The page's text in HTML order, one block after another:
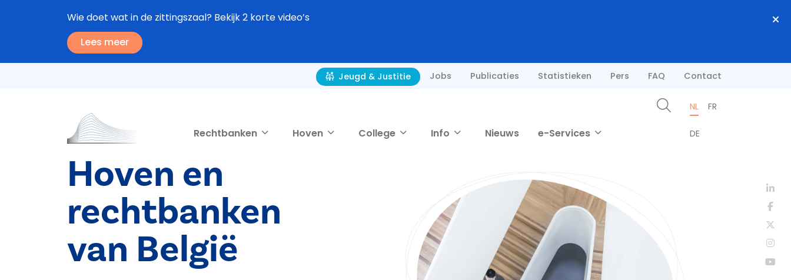
Wie doet wat in de zittingszaal? Bekijk 2 korte video’s
Lees meer
Jeugd & Justitie Jobs Publicaties Statistieken Pers FAQ Contact
Rechtbanken Hoven College Info Nieuws e-Services
NL FR
DE
Hoven en
rechtbanken
van België